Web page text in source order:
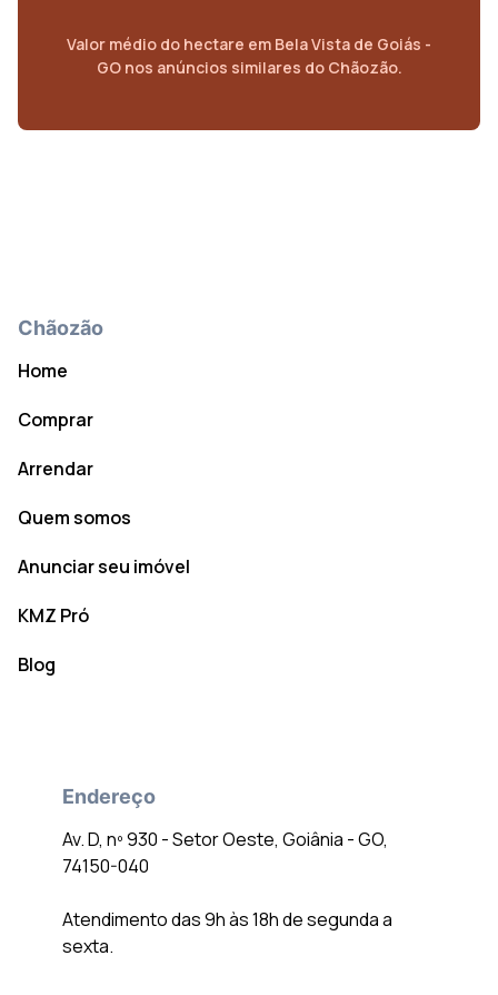
Valor médio do hectare em Bela Vista de Goiás -
GO nos anúncios similares do Chãozão.
Chãozão
Home
Comprar
Arrendar
Quem somos
Anunciar seu imóvel
KMZ Pró
Blog
Endereço
Av. D, nº 930 - Setor Oeste, Goiânia - GO,
74150-040
Atendimento das 9h às 18h de segunda a
sexta.